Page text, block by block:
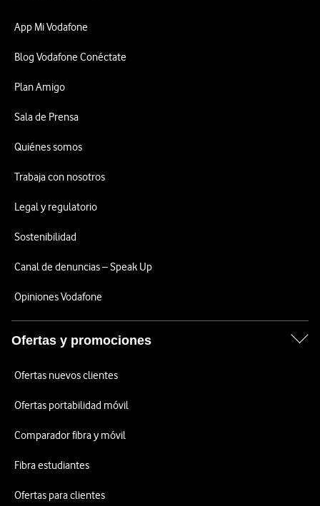
App Mi Vodafone
Blog Vodafone Conéctate
Plan Amigo
Sala de Prensa
Quiénes somos
Trabaja con nosotros
Legal y regulatorio
Sostenibilidad
Canal de denuncias – Speak Up
Opiniones Vodafone
Ofertas y promociones
Ofertas nuevos clientes
Ofertas portabilidad móvil
Comparador fibra y móvil
Fibra estudiantes
Ofertas para clientes